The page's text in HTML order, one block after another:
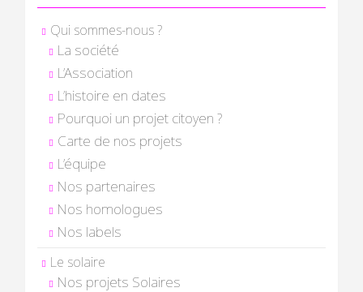
Qui sommes-nous ?
La société
L’Association
L’histoire en dates
Pourquoi un projet citoyen ?
Carte de nos projets
L’équipe
Nos partenaires
Nos homologues
Nos labels
Le solaire
Nos projets Solaires